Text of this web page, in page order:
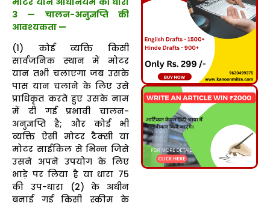
3 — चालन-अनुज्ञप्ति की
आवश्यकता —
(1) कोई व्यक्ति किसी
सार्वजनिक स्थान में मोटर
यान तभी चलाएगा जब उसके
पास यान चलाने के लिए उसे
प्राधिकृत करते हुए उसके नाम
में दी गई प्रभावी चालन-
अनुज्ञप्ति है; और कोई भी
व्यक्ति ऐसी मोटर टैक्सी या
मोटर साईकिल से भिन्न जिसे
उसने अपने उपयोग के लिए
भाड़े पर लिया है या धारा 75
की उप-धारा (2) के अधीन
बनाई गई किसी स्कीम के